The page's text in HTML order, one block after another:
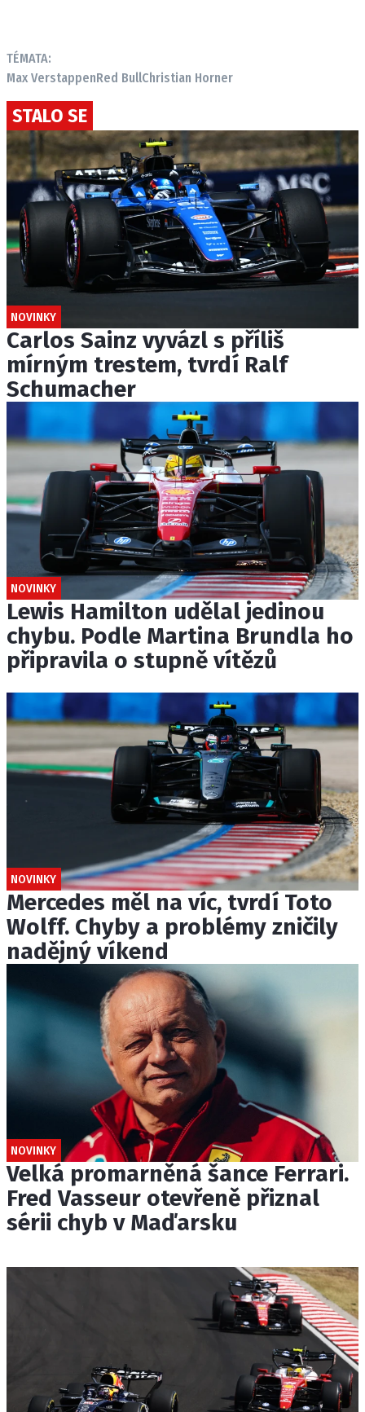
TÉMATA:
Max VerstappenRed BullChristian Horner
STALO SE
NOVINKY
Carlos Sainz vyvázl s příliš
mírným trestem, tvrdí Ralf
Schumacher
NOVINKY
Lewis Hamilton udělal jedinou
chybu. Podle Martina Brundla ho
připravila o stupně vítězů
NOVINKY
Mercedes měl na víc, tvrdí Toto
Wolff. Chyby a problémy zničily
nadějný víkend
NOVINKY
Velká promarněná šance Ferrari.
Fred Vasseur otevřeně přiznal
sérii chyb v Maďarsku